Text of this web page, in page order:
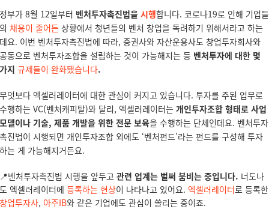
정부가 8월 12일부터 벤처투자촉진법을 시행합니다. 코로나19로 인해 기업들
의 채용이 줄어든 상황에서 청년들의 벤처 창업을 독려하기 위해서라고 하는
데요. 이번 벤처투자촉진법에 따라, 증권사와 자산운용사도 창업투자회사와
공동으로 벤처투자조합을 설립하는 것이 가능해지는 등 벤처투자에 대한 몇
가지 규제들이 완화됐습니다.
무엇보다 엑셀러레이터에 대한 관심이 커지고 있습니다. 투자를 주된 업무로
수행하는 VC(벤처캐피탈)와 달리, 엑셀러레이터는 개인투자조합 형태로 사업
모델이나 기술, 제품 개발을 위한 전문 보육을 수행하는 단체인데요. 벤처투자
촉진법이 시행되면 개인투자조합 외에도 ‘벤처펀드’라는 펀드를 구성해 투자
하는 게 가능해지거든요.
📍벤처투자촉진법 시행을 앞두고 관련 업계는 벌써 붐비는 중입니다. 너도나
도 엑셀러레이터에 등록하는 현상이 나타나고 있어요. 엑셀러레이터로 등록한
창업투자사, 아주IB와 같은 기업에도 관심이 쏠리는 중이죠.